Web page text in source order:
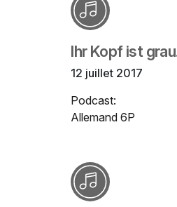
Ihr Kopf ist
12 juillet 2017
Podcast:
Allemand 6P